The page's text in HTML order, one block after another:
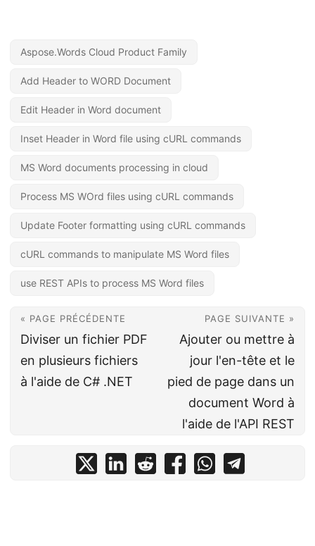
Aspose.Words Cloud Product Family
Add Header to WORD Document
Edit Header in Word document
Inset Header in Word file using cURL commands
MS Word documents processing in cloud
Process MS WOrd files using cURL commands
Update Footer formatting using cURL commands
cURL commands to manipulate MS Word files
use REST APIs to process MS Word files
« PAGE PRÉCÉDENTE
Diviser un fichier PDF
en plusieurs fichiers
à l'aide de C# .NET
PAGE SUIVANTE »
Ajouter ou mettre à
jour l'en-tête et le
pied de page dans un
document Word à
l'aide de l'API REST